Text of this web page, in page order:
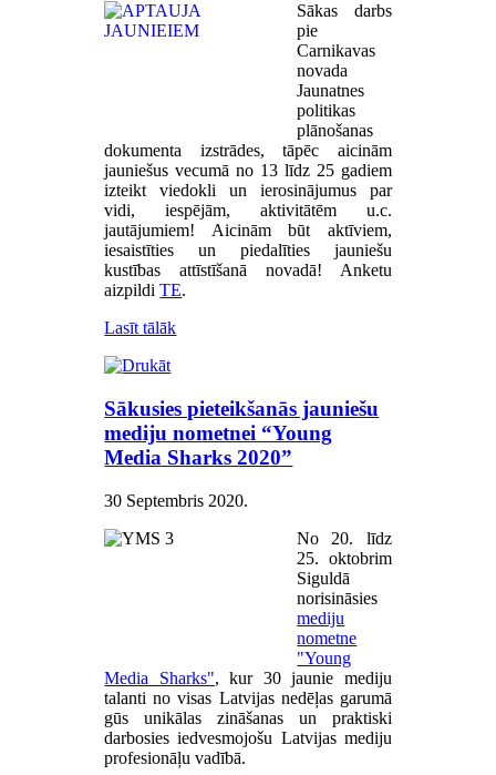
Sākas darbs
pie
Carnikavas
novada
Jaunatnes
politikas
plānošanas
dokumenta izstrādes, tāpēc aicinām
jauniešus vecumā no 13 līdz 25 gadiem
izteikt viedokli un ierosinājumus par
vidi, iespējām, aktivitātēm u.c.
jautājumiem! Aicinām būt aktīviem,
iesaistīties un piedalīties jauniešu
kustības attīstīšanā novadā! Anketu
aizpildiTE.
Lasīt tālāk
Sākusies pieteikšanās jauniešu
mediju nometnei “Young
Media Sharks 2020”
30 Septembris 2020.
No 20. līdz
25. oktobrim
Siguldā
norisināsies
mediju
nometne
"Young
Media Sharks", kur 30 jaunie mediju
talanti no visas Latvijas nedēļas garumā
gūs unikālas zināšanas un praktiski
darbosies iedvesmojošu Latvijas mediju
profesionāļu vadībā.